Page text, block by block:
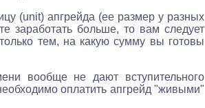
(unit) апгрейда (ее размер у разных
заработать больше, то вам следует
тем, на какую сумму вы готовы
вообще не дают вступительного
оплатить апгрейд "живыми"